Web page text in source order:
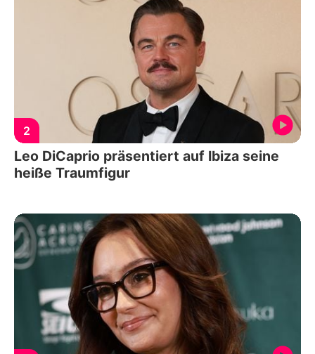
2
Leo DiCaprio präsentiert auf Ibiza seine
heiße Traumfigur